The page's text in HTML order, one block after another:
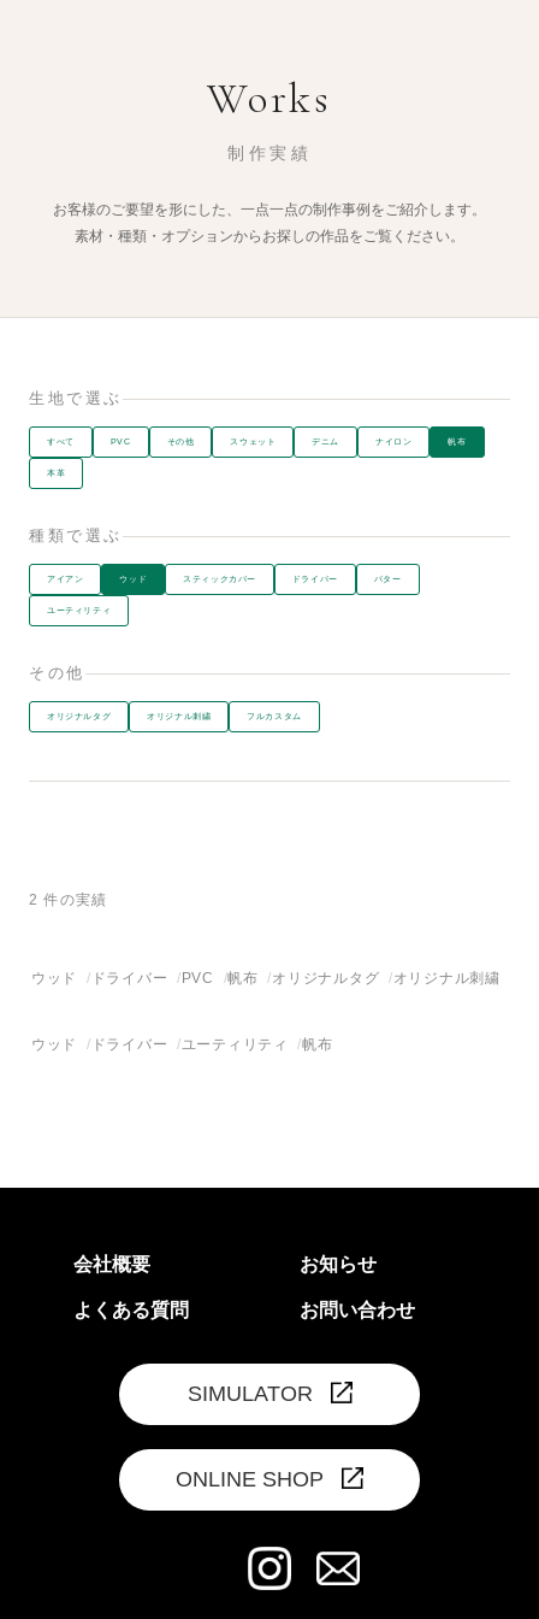
Works
制作実績
お客様のご要望を形にした、一点一点の制作事例をご紹介します。
素材・種類・オプションからお探しの作品をご覧ください。
生地で選ぶ
すべて PVC その他 スウェット デニム ナイロン 帆布
本革
種類で選ぶ
アイアン ウッド スティックカバー ドライバー パター
ユーティリティ
その他
オリジナルタグ オリジナル刺繍 フルカスタム
2 件の実績
ウッド ドライバー PVC 帆布 オリジナルタグ オリジナル刺繍
ウッド ドライバー ユーティリティ 帆布
SIMULATOR
ONLINE SHOP
会社概要 お知らせ
よくある質問 お問い合わせ